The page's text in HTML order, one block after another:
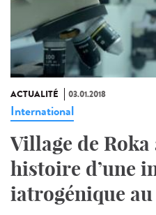
ACTUALITÉ 03.01.2018
International
Village de Roka
histoire d’une
iatrogénique